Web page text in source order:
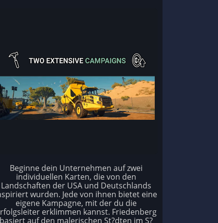
Beginne dein Unternehmen auf zwei
individuellen Karten, die von den
Landschaften der USA und Deutschlands
wurden. Jede von ihnen bietet eine
eigene Kampagne, mit der du die
erklimmen kannst. Friedenberg
auf den malerischen St?dten im S?